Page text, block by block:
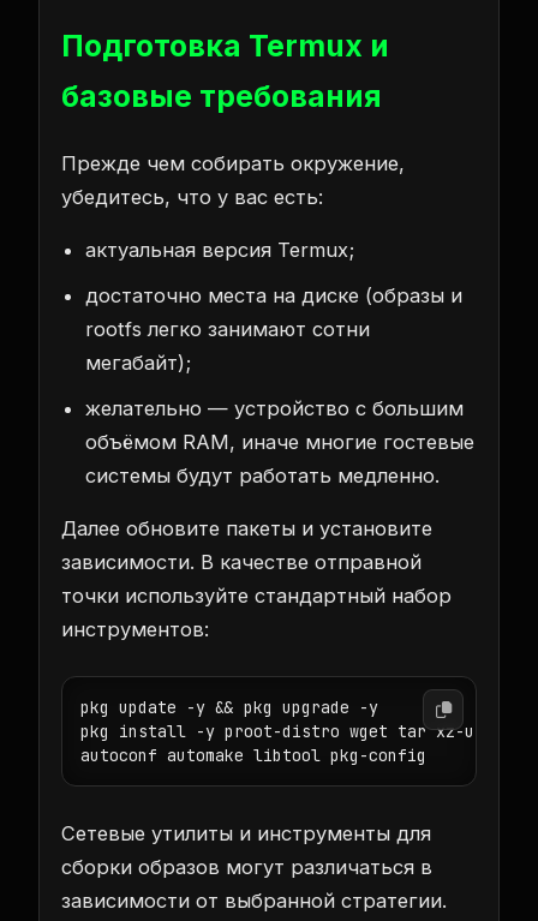
Подготовка Termux и
базовые требования
Прежде чем собирать окружение,
убедитесь, что у вас есть:
актуальная версия Termux;
достаточно места на диске (образы и
rootfs легко занимают сотни
мегабайт);
желательно — устройство с большим
объёмом RAM, иначе многие гостевые
системы будут работать медленно.
Далее обновите пакеты и установите
зависимости. В качестве отправной
точки используйте стандартный набор
инструментов:
pkg update -y && pkg upgrade -y
pkg install -y proot-distro wget tar xz-utils git
autoconf automake libtool pkg-config
Сетевые утилиты и инструменты для
сборки образов могут различаться в
зависимости от выбранной стратегии.